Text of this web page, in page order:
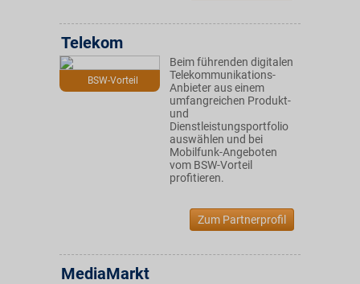
BSW-Vorteil
Telekom
Beim führenden digitalen
Telekommunikations-
Anbieter aus einem
umfangreichen Produkt-
und
Dienstleistungsportfolio
auswählen und bei
Mobilfunk-Angeboten
vom BSW-Vorteil
profitieren.
Zum Partnerprofil
MediaMarkt